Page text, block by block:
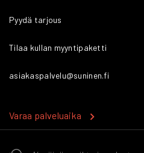
Pyydä tarjous
Tilaa kullan myyntipaketti
asiakaspalvelu@suninen.fi
Varaa palveluaika